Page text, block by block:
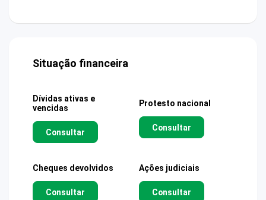
Situação financeira
Dívidas ativas e
vencidas
Consultar
Protesto nacional
Consultar
Cheques devolvidos
Consultar
Ações judiciais
Consultar